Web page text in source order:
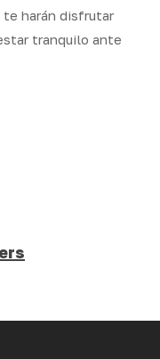
harán disfrutar
tranquilo ante